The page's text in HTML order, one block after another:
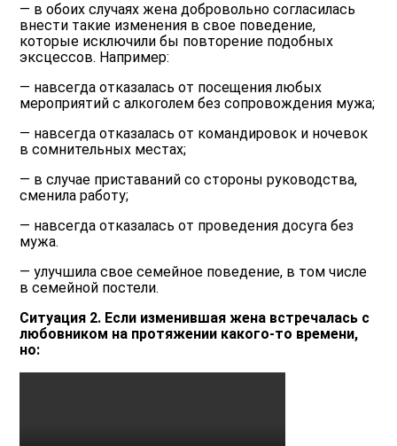
— в обоих случаях жена добровольно согласилась
внести такие изменения в свое поведение,
которые исключили бы повторение подобных
эксцессов. Например:
— навсегда отказалась от посещения любых
мероприятий с алкоголем без сопровождения мужа;
— навсегда отказалась от командировок и ночевок
в сомнительных местах;
— в случае приставаний со стороны руководства,
сменила работу;
— навсегда отказалась от проведения досуга без
мужа.
— улучшила свое семейное поведение, в том числе
в семейной постели.
Ситуация 2. Если изменившая жена встречалась с
любовником на протяжении какого-то времени,
но: